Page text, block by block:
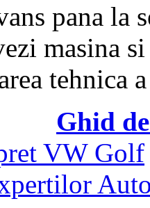
pana la
masina si
tehnica
Ghid
VW Golf